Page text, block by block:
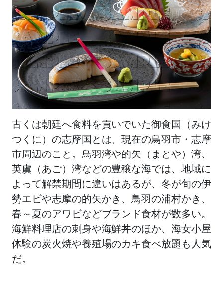
古くは朝廷へ食料を貢いでいた御食国（みけ
つくに）の志摩国とは、現在の鳥羽市・志摩
市周辺のこと。鳥羽湾や的矢（まとや）湾、
英虞（あご）湾などの豊穣な海では、地域に
よって解禁期間に違いはあるが、冬が旬の伊
勢エビや志摩の的矢かき、鳥羽の浦村かき、
春～夏のアワビなどブランド食材が数多い。
海鮮料理店の刺身や海鮮丼のほか、海女小屋
体験の炭火焼や養殖場のカキ食べ放題も人気
だ。